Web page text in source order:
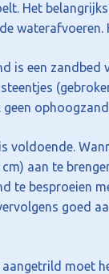
Het
is een
geen
voldoende.
aan te
te besproeien
goed
moet